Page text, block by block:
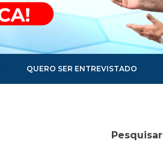
QUERO SER ENTREVISTADO
Pesquisar